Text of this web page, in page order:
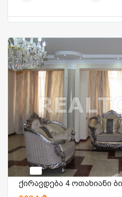
ქირავდება 4 ოთახიანი